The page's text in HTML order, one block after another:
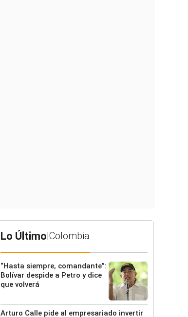
Lo Último|Colombia
“Hasta siempre, comandante”:
Bolívar despide a Petro y dice
que volverá
Arturo Calle pide al empresariado invertir